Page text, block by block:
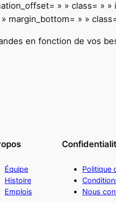
» » class= »
margin_bottom= » »
ndes en fonction de vos be
Équipe
Histoire
Emplois
Politique
Nous